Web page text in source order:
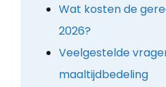
Wat kosten de
2026?
Veelgestelde
maaltijdbedeling